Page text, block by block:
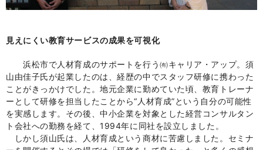
見えにくい教育サービスの成果を可視化
浜松市で人材育成のサポートを行う㈲キャリア・アップ。須
山由佳子氏が起業したのは、経歴の中でスタッフ研修に携わった
ことがきっかけでした。地元企業に勤めていた頃、教育トレーナ
ーとして研修を担当したことから“人材育成”という自分の可能性
を実感します。その後、中小企業を対象とした経営コンサルタン
ト会社への勤務を経て、1994年に同社を設立しました。
しかし須山氏は、人材育成という商材に苦慮しました。セミナ